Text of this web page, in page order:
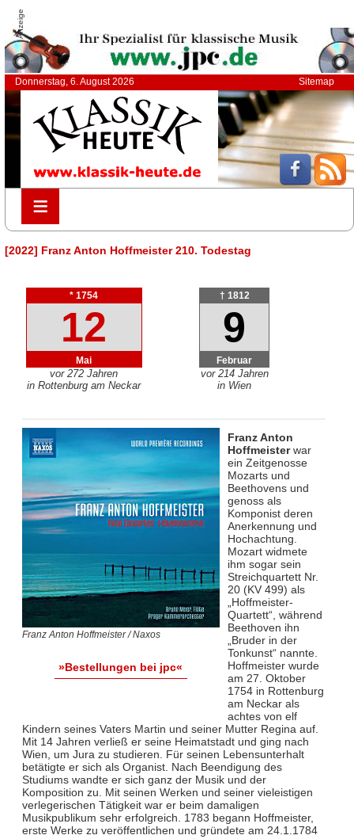
Anzeige
Donnerstag, 6. August 2026 Sitemap
≡
≡
[2022] Franz Anton Hoffmeister 210. Todestag
* 1754
12
Mai
vor 272 Jahren
in Rottenburg am Neckar
† 1812
9
Februar
vor 214 Jahren
in Wien
Franz Anton Hoffmeister / Naxos
»Bestellungen bei jpc«
Franz Anton
Hoffmeisterwar
ein Zeitgenosse
Mozarts und
Beethovens und
genoss als
Komponist deren
Anerkennung und
Hochachtung.
Mozart widmete
ihm sogar sein
Streichquartett Nr.
20 (KV 499) als
„Hoffmeister-
Quartett“, während
Beethoven ihn
„Bruder in der
Tonkunst“ nannte.
Hoffmeister wurde
am 27. Oktober
1754 in Rottenburg
am Neckar als
achtes von elf
Kindern seines Vaters Martin und seiner Mutter Regina auf.
Mit 14 Jahren verließ er seine Heimatstadt und ging nach
Wien, um Jura zu studieren. Für seinen Lebensunterhalt
betätigte er sich als Organist. Nach Beendigung des
Studiums wandte er sich ganz der Musik und der
Komposition zu. Mit seinen Werken und seiner vieleistigen
verlegerischen Tätigkeit war er beim damaligen
Musikpublikum sehr erfolgreich. 1783 begann Hoffmeister,
erste Werke zu veröffentlichen und gründete am 24.1.1784